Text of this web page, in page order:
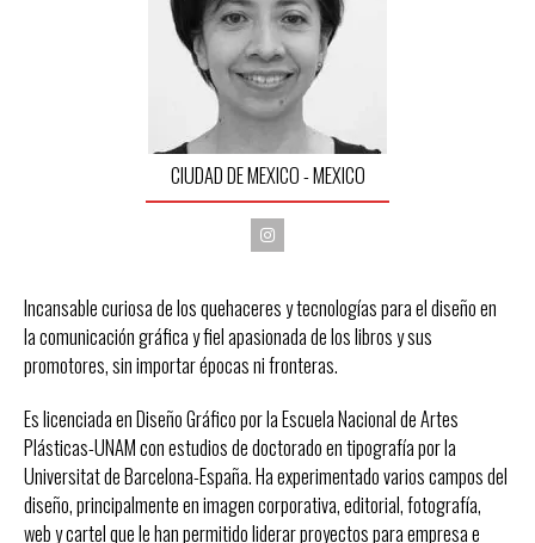
CIUDAD DE MEXICO - MEXICO
I
n
s
g
a
m
Incansable curiosa de los quehaceres y tecnologías para el diseño en
la comunicación gráfica y fiel apasionada de los libros y sus
promotores, sin importar épocas ni fronteras.
Es licenciada en Diseño Gráfico por la Escuela Nacional de Artes
Plásticas-UNAM con estudios de doctorado en tipografía por la
Universitat de Barcelona-España. Ha experimentado varios campos del
diseño, principalmente en imagen corporativa, editorial, fotografía,
web y cartel que le han permitido liderar proyectos para empresa e